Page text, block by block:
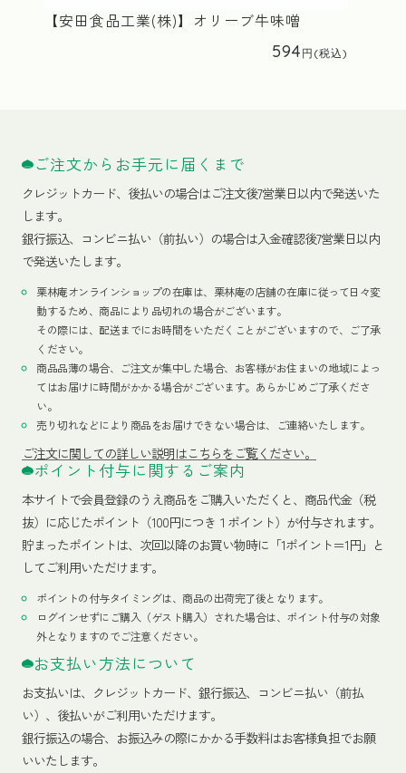
【安田食品工業(株)】オリーブ牛味噌
594
ご注文からお手元に届くまで
クレジットカード、 後払いの場合はご注文後7営業日以内で発送いた
します。
銀行振込、コンビニ払い（前払い）の場合は入金確認後7営業日以内
で発送いたします。
栗林庵オンラインショップの在庫は、栗林庵の店舗の在庫に従って日々変
動するため、商品により品切れの場合がございます。
その際には、配送までにお時間をいただくことがございますので、ご了承
ください。
商品品薄の場合、ご注文が集中した場合、お客様がお住まいの地域によっ
てはお届けに時間がかかる場合がございます。あらかじめご了承くださ
い。
売り切れなどにより商品をお届けできない場合は、ご連絡いたします。
ご注文に関しての詳しい説明はこちらをご覧ください。
ポイント付与に関するご案内
本サイトで会員登録のうえ商品をご購入いただくと、商品代金（税
抜）に応じたポイント（100円につき１ポイント）が付与されます。
貯まったポイントは、次回以降のお買い物時に「1ポイント＝1円」と
してご利用いただけます。
ポイントの付与タイミングは、商品の出荷完了後となります。
ログインせずにご購入（ゲスト購入）された場合は、ポイント付与の対象
外となりますのでご注意ください。
お支払い方法について
お支払いは、クレジットカード、銀行振込、コンビニ払い（前払
い）、後払いがご利用いただけます。
銀行振込の場合、お振込みの際にかかる手数料はお客様負担でお願
いいたします。